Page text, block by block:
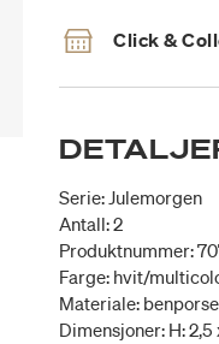
Click &
Serie: Julemorgen
Antall: 2
Produktnummer:
Farge: hvit/
Materiale:
Dimensjoner: H: 2,5